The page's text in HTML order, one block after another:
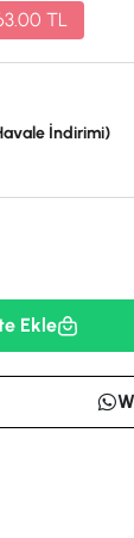
TL
İndirimi)
Ekle